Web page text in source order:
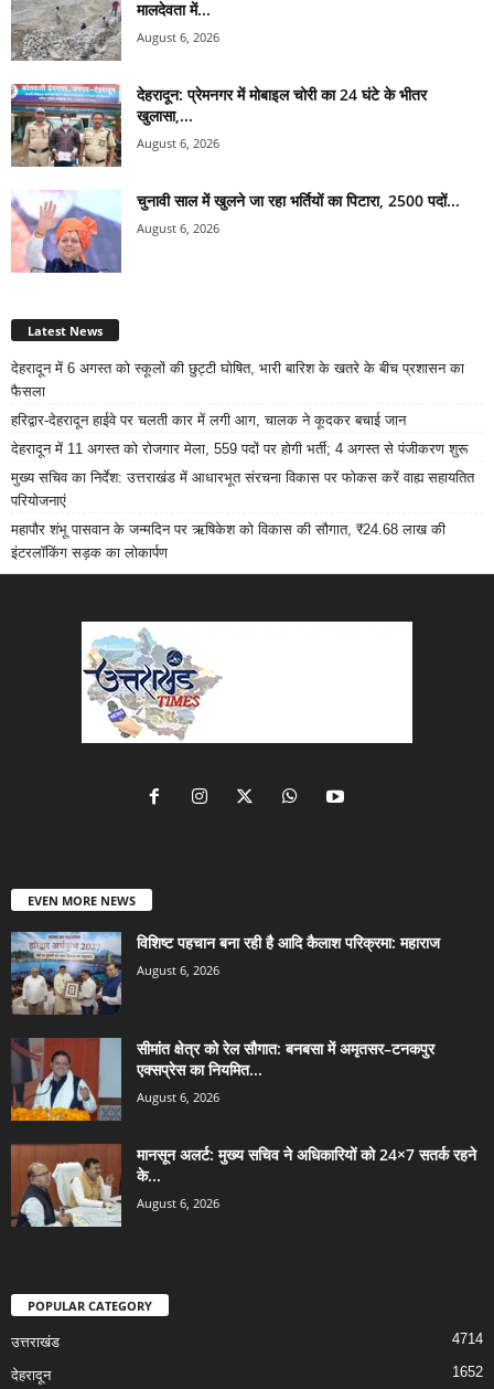
मालदेवता में...
August 6, 2026
देहरादून: प्रेमनगर में मोबाइल चोरी का 24 घंटे के भीतर
खुलासा,...
August 6, 2026
चुनावी साल में खुलने जा रहा भर्तियों का पिटारा, 2500 पदों...
August 6, 2026
Latest News
देहरादून में 6 अगस्त को स्कूलों की छुट्टी घोषित, भारी बारिश के खतरे के बीच प्रशासन का
फैसला
हरिद्वार-देहरादून हाईवे पर चलती कार में लगी आग, चालक ने कूदकर बचाई जान
देहरादून में 11 अगस्त को रोजगार मेला, 559 पदों पर होगी भर्ती; 4 अगस्त से पंजीकरण शुरू
मुख्य सचिव का निर्देश: उत्तराखंड में आधारभूत संरचना विकास पर फोकस करें वाह्य सहायतित
परियोजनाएं
महापौर शंभू पासवान के जन्मदिन पर ऋषिकेश को विकास की सौगात, ₹24.68 लाख की
इंटरलॉकिंग सड़क का लोकार्पण
EVEN MORE NEWS
विशिष्ट पहचान बना रही है आदि कैलाश परिक्रमा: महाराज
August 6, 2026
सीमांत क्षेत्र को रेल सौगात: बनबसा में अमृतसर–टनकपुर
एक्सप्रेस का नियमित...
August 6, 2026
मानसून अलर्ट: मुख्य सचिव ने अधिकारियों को 24×7 सतर्क रहने
के...
August 6, 2026
POPULAR CATEGORY
उत्तराखंड 4714
देहरादून 1652